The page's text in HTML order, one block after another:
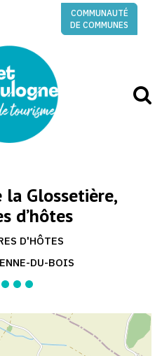
COMMUNAUTÉ
DE COMMUNES
la Glossetière,
d’hôtes
D'HÔTES
DU-BOIS